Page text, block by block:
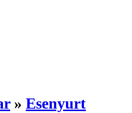
» Esenyurt